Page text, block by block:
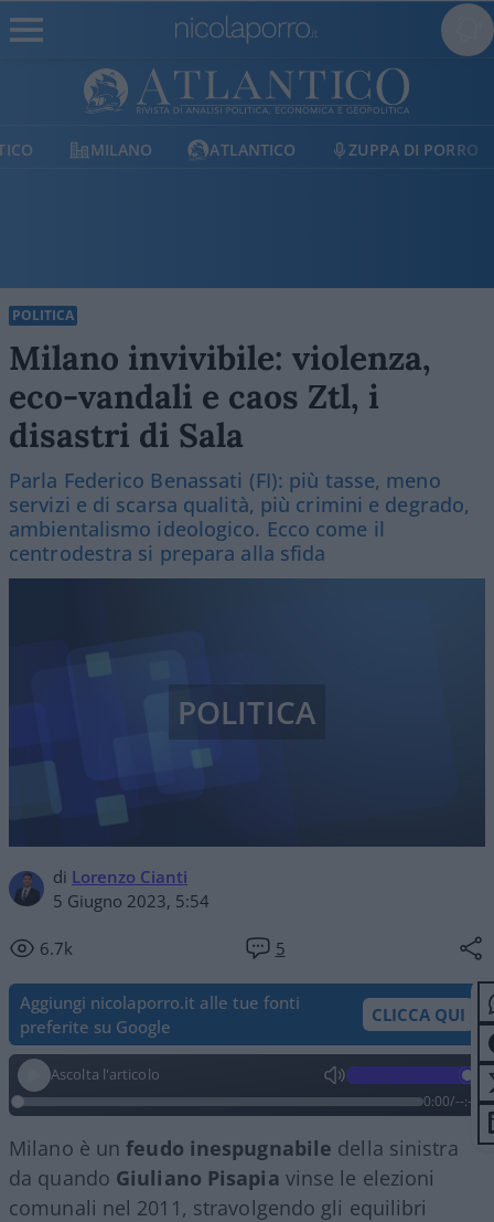
MILANO ATLANTICO ZUPPA DI PORRO
POLITICA
Milano invivibile: violenza,
eco-vandali e caos Ztl, i
disastri di Sala
Parla Federico Benassati (FI): più tasse, meno
servizi e di scarsa qualità, più crimini e degrado,
ambientalismo ideologico. Ecco come il
centrodestra si prepara alla sfida
di Lorenzo Cianti
5 Giugno 2023, 5:54
6.7k 5
POLITICA
Aggiungi nicolaporro.it alle tue fonti
preferite su Google
CLICCA QUI
Ascolta l'articolo
0:00/--:--
Milano è unfeudo inespugnabile della sinistra
da quando Giuliano Pisapia vinse le elezioni
comunali nel 2011, stravolgendo gli equilibri